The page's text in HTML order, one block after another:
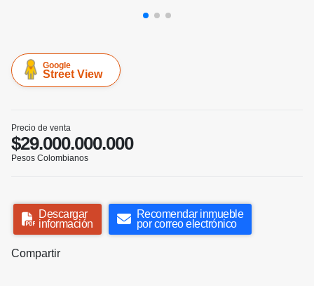
Google
Street View
Precio de venta
$29.000.000.000
Pesos Colombianos
Descargar
información
Recomendar inmueble
por correo electrónico
Compartir